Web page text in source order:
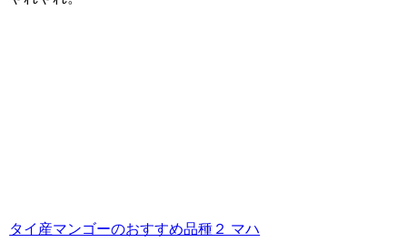
タイ産マンゴーのおすすめ品種２ マハ